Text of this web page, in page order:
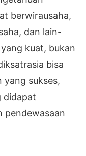
berwirausaha,
dan lain-
kuat, bukan
bisa
yang sukses,
didapat
pendewasaan